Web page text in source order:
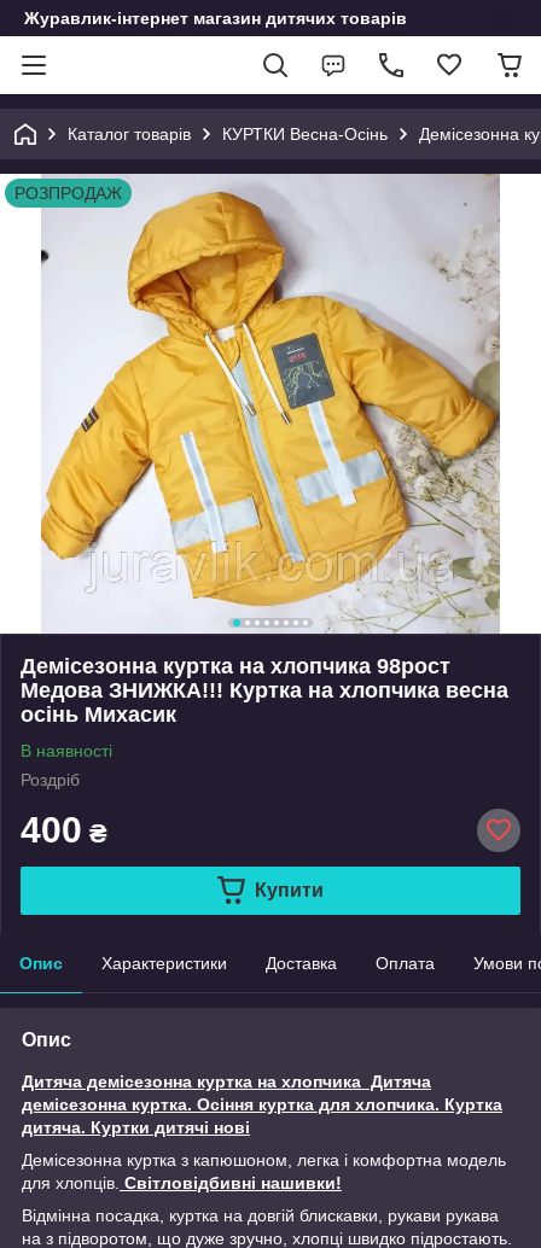
Журавлик-інтернет магазин дитячих товарів
Каталог товарів КУРТКИ Весна-Осінь Демісезонна
РОЗПРОДАЖ
Демісезонна куртка на хлопчика 98рост
Медова ЗНИЖКА!!! Куртка на хлопчика весна
осінь Михасик
В наявності
Роздріб
400 ₴
Купити
Опис Характеристики Доставка Оплата Умови
Опис
Дитяча демісезонна куртка на хлопчика Дитяча
демісезонна куртка. Осіння куртка для хлопчика. Куртка
дитяча. Куртки дитячі нові
Демісезонна куртка з капюшоном, легка і комфортна модель
для хлопців. Світловідбивні нашивки!
Відмінна посадка, куртка на довгій блискавки, рукави рукава
на з підворотом, що дуже зручно, хлопці швидко підростають.